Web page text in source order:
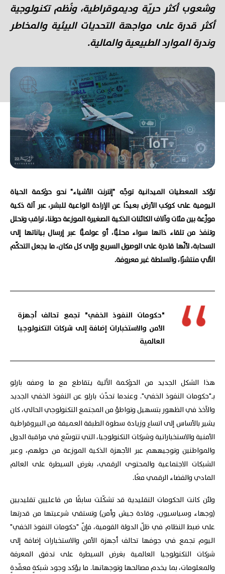
وشعوب أكثر حريّة وديموقراطية، ونُظم تكنولوجية
أكثر قدرة على مواجهة التحديات البيئية والمخاطر
وندرة الموارد الطبيعية والمالية.
تؤكد المعطيات الميدانية توجّه "إنترنت الأشياء" نحو حوْكمة الحياة
اليومية على كوكب الأرض بعيدًا عن الإرادة الواعية للبشر، عبر آلة ذكية
موزّعة بين مئات وآلاف الكائنات الذكية الصغيرة الموزعة حولنا، تراقب وتحلل
وتنفذ من تلقاء ذاتها سواء محليًّا، أو عولميًّا عبر إرسال بياناتها إلى
السحابة، لأنّها قادرة على الوصول السريع وإلى كل مكان، ما يجعل التحكّم
الآلي منتشرًا، والسلطة غير معروفة.
"حكومات النفوذ الخفي" تجمع تحالف أجهزة
الأمن والاستخبارات إضافة إلى شركات التكنولوجيا
العالمية
هذا الشكل الجديد من الحوْكمة الآلية يتقاطع مع ما وصفه بارلو
بـ"حكومات النفوذ الخفي". وعندما تحدّث بارلو عن النفوذ الخفي الجديد
والآخذ في الظهور بتسهيل وتواطؤ من المجتمع التكنولوجي الحالي، كان
يشير بالأساس إلى اتساع وزيادة سطوة الطبقة العميقة من البيروقراطية
الأمنية والاستخباراتية وشركات التكنولوجيا، التي تتوسّع في مراقبة الدول
والمواطنين وتوجيههم عبر الأجهزة الذكية الموزعة من حولهم، وعبر
الشبكات الاجتماعية والمحتوى الرقمي، بغرض السيطرة على العالم
المادي والفضاء الرقمي معًا.
ولئن كانت الحكومات التقليدية قد تشكّلت سابقًا من فاعليين تقليديين
(وجهاء وسياسيون، وقادة جيش وأمن) وتستقي شرعيتها من قدرتها
على ضبط النظام في ظلّ الدولة القومية، فإنّ "حكومات النفوذ الخفي"
اليوم تجمع في جوفها تحالف أجهزة الأمن والاستخبارات إضافة إلى
شركات التكنولوجيا العالمية بغرض السيطرة على تدفق المعرفة
والمعلومات، بما يخدم مصالحها وتوجهاتها. ما يؤكد وجود شبكةٍ معقّدةٍ